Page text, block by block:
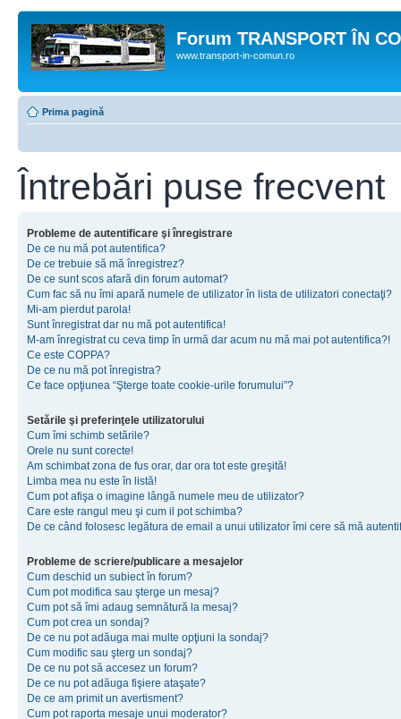
Forum TRANSPORT ÎN
www.transport-in-comun.ro
Prima pagină
Întrebări puse frecvent
Probleme de autentificare şi înregistrare
De ce nu mă pot autentifica?
De ce trebuie să mă înregistrez?
De ce sunt scos afară din forum automat?
Cum fac să nu îmi apară numele de utilizator în lista de utilizatori conectaţi?
Mi-am pierdut parola!
Sunt înregistrat dar nu mă pot autentifica!
M-am înregistrat cu ceva timp în urmă dar acum nu mă mai pot autentifica?!
Ce este COPPA?
De ce nu mă pot înregistra?
Ce face opţiunea “Şterge toate cookie-urile forumului”?
Setările şi preferinţele utilizatorului
Cum îmi schimb setările?
Orele nu sunt corecte!
Am schimbat zona de fus orar, dar ora tot este greşită!
Limba mea nu este în listă!
Cum pot afişa o imagine lângă numele meu de utilizator?
Care este rangul meu şi cum il pot schimba?
De ce când folosesc legătura de email a unui utilizator îmi cere să mă
Probleme de scriere/publicare a mesajelor
Cum deschid un subiect în forum?
Cum pot modifica sau şterge un mesaj?
Cum pot să îmi adaug semnătură la mesaj?
Cum pot crea un sondaj?
De ce nu pot adăuga mai multe opţiuni la sondaj?
Cum modific sau şterg un sondaj?
De ce nu pot să accesez un forum?
De ce nu pot adăuga fişiere ataşate?
De ce am primit un avertisment?
Cum pot raporta mesaje unui moderator?